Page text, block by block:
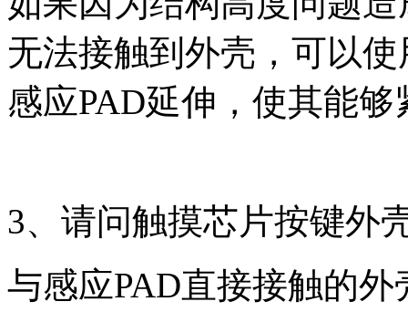
无法接触到外壳，可以
感应PAD延伸，使其能
3、请问触摸芯片按键外
与感应PAD直接接触的